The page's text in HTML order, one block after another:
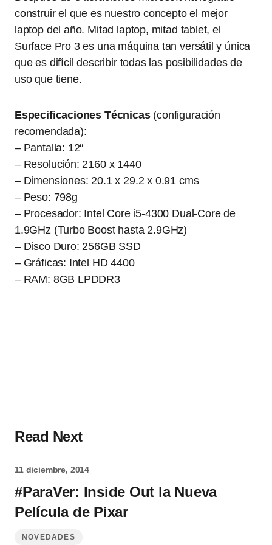
construir el que es nuestro concepto el mejor
laptop del año. Mitad laptop, mitad tablet, el
Surface Pro 3 es una máquina tan versátil y única
que es difícil describir todas las posibilidades de
uso que tiene.
Especificaciones Técnicas(configuración
recomendada):
– Pantalla: 12″
– Resolución: 2160 x 1440
– Dimensiones: 20.1x 29.2x 0.91 cms
– Peso: 798g
– Procesador: Intel Core i5-4300 Dual-Core de
1.9GHz (Turbo Boost hasta 2.9GHz)
– Disco Duro: 256GB SSD
– Gráficas: Intel HD 4400
– RAM: 8GB LPDDR3
Read Next
11 diciembre, 2014
#ParaVer: Inside Out la Nueva
Película de Pixar
NOVEDADES